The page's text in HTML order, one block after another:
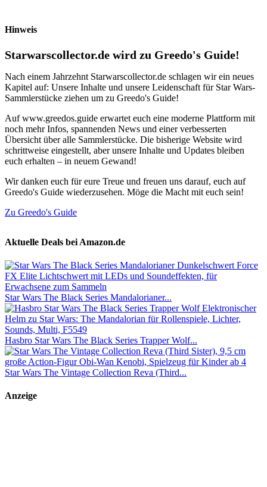
Hinweis
Starwarscollector.de wird zu Greedo's Guide!
Nach einem Jahrzehnt Starwarscollector.de schlagen wir ein neues
Kapitel auf: Unsere Inhalte und unsere Leidenschaft für Star Wars-
Sammlerstücke ziehen um zu Greedo's Guide!
Auf www.greedos.guide erwartet euch eine moderne Plattform mit
noch mehr Infos, spannenden News und einer verbesserten
Übersicht über alle Sammlerstücke. Die bisherige Website wird
schrittweise eingestellt, aber unsere Inhalte und Updates bleiben
euch erhalten – in neuem Gewand!
Wir danken euch für eure Treue und freuen uns darauf, euch auf
Greedo's Guide wiederzusehen. Möge die Macht mit euch sein!
Zu Greedo's Guide
Aktuelle Deals bei Amazon.de
Star Wars The Black Series Mandalorianer...
Hasbro Star Wars The Black Series Trapper Wolf...
Star Wars The Vintage Collection Reva (Third...
Anzeige